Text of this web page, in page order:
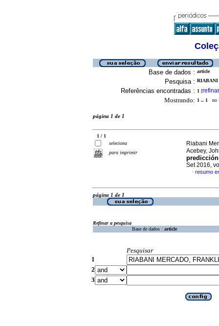
Base de dados : article
Pesquisa : RIABANI
Referências encontradas : 1 [refinar
Mostrando: 1 .. 1 no
página 1 de 1
1 / 1
seleciona
para imprimir
Riabani
Acebey,
Set 2016,
· resumo
página 1 de 1
Refinar a pesquisa
Base de dados : article
Pesquisar
1
2
3